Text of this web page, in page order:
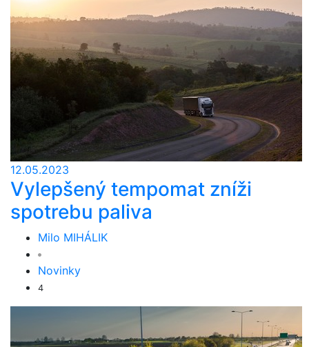
12.05.2023
Vylepšený tempomat zníži
spotrebu paliva
Milo MIHÁLIK
Novinky
4